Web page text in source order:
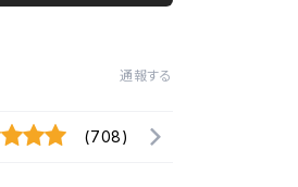
通報する
(708)